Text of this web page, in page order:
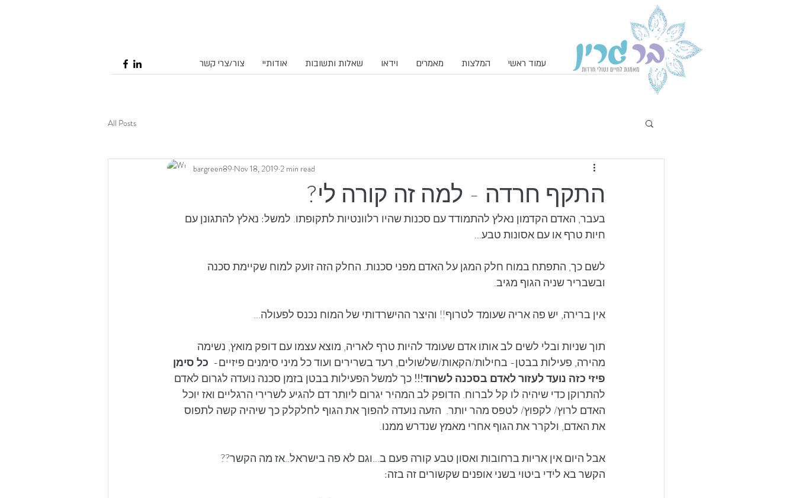
צור/צרי קשר אודותיי שאלות ותשובות וידאו מאמרים המלצות עמוד ראשי
All Posts
התקף חרדה - למה זה קורה לי?
bargreen89 Nov 18, 2019 2 min read
בעבר, האדם הקדמון נאלץ להתמודד עם סכנות שהיו רלוונטיות לתקופתו. למשל: נאלץ להתגונן עם
חיות טרף או עם אסונות טבע...
לשם כך, התפתח במוח חלק המגן על האדם מפני סכנות. החלק הזה זועק למוח שקיימת סכנה
ובשבריר שניה הגוף מגיב.
אין ברירה, יש פה אריה שעומד לטרוף!! והיצר ההישרדותי של המוח נכנס לפעולה...
תוך שניות ובלי לשים לב אותו אדם שעומד להיות טרף לאריה, מוצא עצמו עם דופק מואץ, נשימה
מהירה, פעילות בבטן- בחילות/הקאות/שלשולים, רעד בשרירים ועוד כל מיני סימנים פיזיים- כל סימן
פיזי כזה נועד לעזור לאדם בסכנה לשרוד!!! כך למשל הפעילות בבטן בזמן סכנה נועדה לגרום לאדם
להתרוקן כדי שיהיה לו קל לברוח. הדופק לב המהיר יגרום ליותר דם להגיע לשרירי הרגליים ואז יוכל
האדם לרוץ/ לקפוץ/ לטפס מהר יותר.  הזעה נועדה להפוך את הגוף לחלקלק כך שיהיה קשה לתפוס
את האדם, ולקרר את הגוף אחרי מאמץ שנדרש ממנו.
אבל היום אין אריות ברחובות ואסון טבע קורה פעם ב...וגם לא פה בישראל..אז מה הקשר??
הקשר בא לידי ביטוי בשני אופנים שקשורים זה בזה: